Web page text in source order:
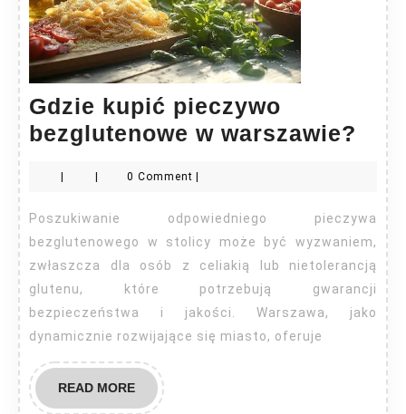
Gdzie kupić pieczywo
bezglutenowe w warszawie?
w
| | 0 Comment |
Poszukiwanie odpowiedniego pieczywa
bezglutenowego w stolicy może być wyzwaniem,
zwłaszcza dla osób z celiakią lub nietolerancją
glutenu, które potrzebują gwarancji
bezpieczeństwa i jakości. Warszawa, jako
dynamicznie rozwijające się miasto, oferuje
READ MOREREAD
MORE